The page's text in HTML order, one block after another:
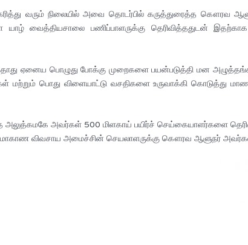
வரும் நிலையில் அவை தொடர்பில் கருத்துரைத்த கௌரவ
வைத்தியசாலை பணிப்பாளருக்கு தெரிவித்ததுடன்
ஏனைய பொழுது போக்கு முறைகளை பயன்படுத்தி மன
மற்றும் பொது விளையாட்டு வசதிகளை உருவாக்கி
அவர்கள் 500 மிளகாய் பயிர்ச் செய்கையாளர்களை
மாகாண விவசாய அமைச்சின் செயலாளருக்கு கௌரவ ஆளுநர்